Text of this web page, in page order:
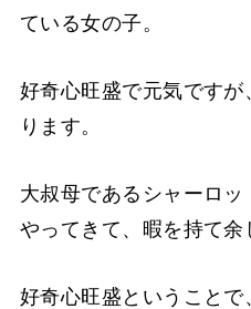
ている女の子。
好奇心旺盛で元気です
ります。
大叔母であるシャーロ
やってきて、暇を持て余
好奇心旺盛ということで